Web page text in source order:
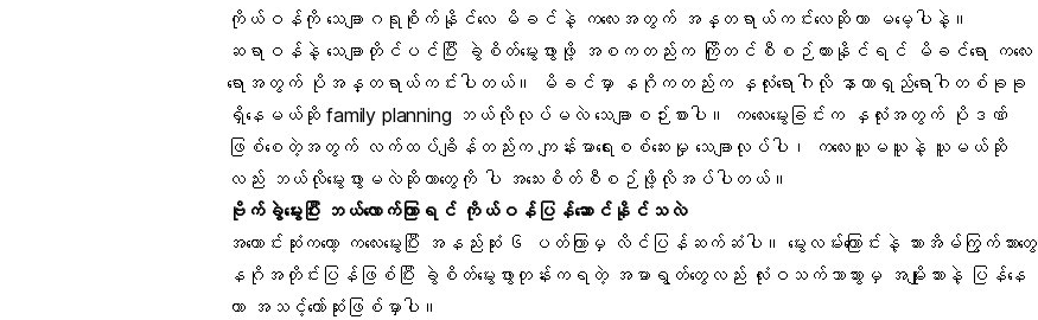
ကိုယ်ဝန်ကို သေချာဂရုစိုက်နိုင်လေ မိခင်နဲ့ ကလေးအတွက် အန္တရာယ်ကင်းလေဆိုတာ မမေ့ပါနဲ့။
ဆရာဝန်နဲ့ သေချာတိုင်ပင်ပြီး ခွဲစိတ်မွေးဖွားဖို့ အစကတည်းက ကြိုတင်စီစဉ်ထားနိုင်ရင် မိခင်ရော ကလေး
ရောအတွက် ပိုအန္တရာယ်ကင်းပါတယ်။ မိခင်မှာ နဂိုကတည်းက နှလုံးရောဂါလို နာတာရှည်ရောဂါတစ်ခုခု
ရှိနေမယ်ဆို family planning ဘယ်လိုလုပ်မလဲ သေချာစဉ်းစားပါ။ ကလေးမွေးခြင်းက နှလုံးအတွက် ပိုဒဏ်
ဖြစ်စေတဲ့အတွက် လက်ထပ်ချိန်တည်းက ကျန်းမာရေးစစ်ဆေးမှု သေချာလုပ်ပါ၊ ကလေးယူမယူနဲ့ ယူမယ်ဆို
လည်း ဘယ်လိုမွေးဖွားမလဲဆိုတာတွေကို ပါ အသေးစိတ်စီစဉ်ဖို့လိုအပ်ပါတယ်။
ဗိုက်ခွဲမွေးပြီး ဘယ်လောက်ကြာရင် ကိုယ်ဝန်ပြန်ဆောင်နိုင်သလဲ
အကောင်းဆုံးကတော့ ကလေးမွေးပြီး အနည်းဆုံး ၆ ပတ်ကြာမှ လိင်ပြန်ဆက်ဆံပါ။ မွေးလမ်းကြောင်း နဲ့ သားအိမ်ကြွက်သားတွေ
နဂိုအတိုင်းပြန်ဖြစ်ပြီး ခွဲစိတ်မွေးဖွားတုန်းကရတဲ့ အမာရွတ်တွေလည်း လုံးဝသက်သာသွားမှ အမျိုးသားနဲ့ ပြန်နေ
တာ အသင့်တော်ဆုံးဖြစ်မှာပါ။